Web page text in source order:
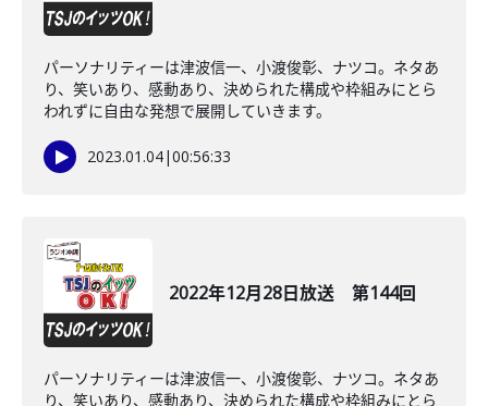
パーソナリティーは津波信一、小渡俊彰、ナツコ。ネタあ
り、笑いあり、感動あり、決められた構成や枠組みにとら
われずに自由な発想で展開していきます。
2023.01.04|00:56:33
2022年12月28日放送 第144回
パーソナリティーは津波信一、小渡俊彰、ナツコ。ネタあ
り、笑いあり、感動あり、決められた構成や枠組みにとら